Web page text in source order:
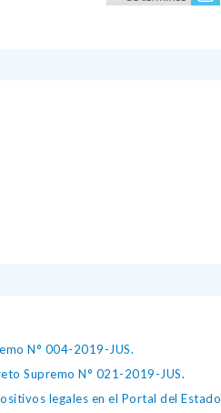
N° 004-2019-JUS.
Supremo N° 021-2019-JUS.
legales en el Portal del Estado